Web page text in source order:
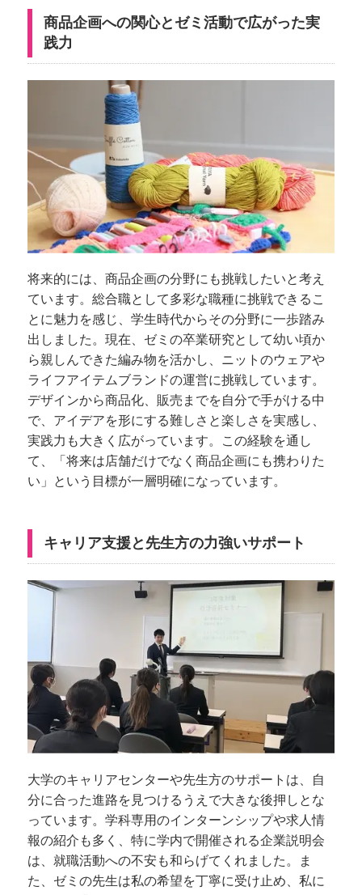
商品企画への関心とゼミ活動で広がった実
践力
将来的には、商品企画の分野にも挑戦したいと考え
ています。総合職として多彩な職種に挑戦できるこ
とに魅力を感じ、学生時代からその分野に一歩踏み
出しました。現在、ゼミの卒業研究として幼い頃か
ら親しんできた編み物を活かし、ニットのウェアや
ライフアイテムブランドの運営に挑戦しています。
デザインから商品化、販売までを自分で手がける中
で、アイデアを形にする難しさと楽しさを実感し、
実践力も大きく広がっています。この経験を通し
て、「将来は店舗だけでなく商品企画にも携わりた
い」という目標が一層明確になっています。
キャリア支援と先生方の力強いサポート
大学のキャリアセンターや先生方のサポートは、自
分に合った進路を見つけるうえで大きな後押しとな
っています。学科専用のインターンシップや求人情
報の紹介も多く、特に学内で開催される企業説明会
は、就職活動への不安も和らげてくれました。ま
た、ゼミの先生は私の希望を丁寧に受け止め、私に